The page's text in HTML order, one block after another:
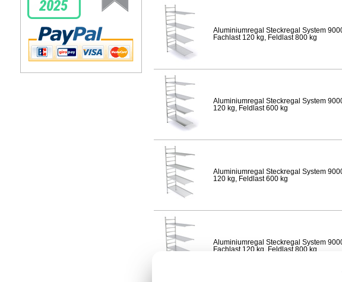
Aluminiumregal Steckregal System
Fachlast 120 kg, Feldlast 800 kg
Aluminiumregal Steckregal System
120 kg, Feldlast 600 kg
Aluminiumregal Steckregal System
120 kg, Feldlast 600 kg
Aluminiumregal Steckregal System
Fachlast 120 kg, Feldlast 800 kg